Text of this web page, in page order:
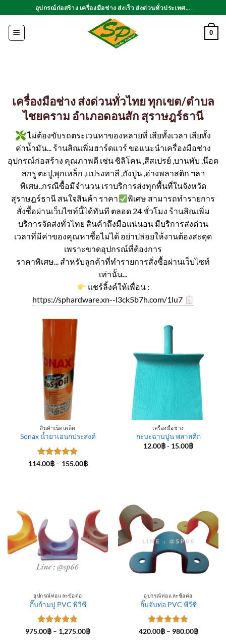
ไป
เนื้อหา
อุปกรณ์ก่อสร้าง เครื่องมือช่าง ส่งเร็ว ส่งด่วนทั่วประเทศ...
0
เครื่องมือช่าง ส่งด่วนทั่วไทย ทุกเขต/ตำบล
ไชยคราม อำเภอดอนสัก สุราษฎร์ธานี
ไม่ต้องขับรถตระเวนหาของหลายที่ เสียทั้งเวลา เสียทั้ง
ค่าน้ำมัน... ร้านสิณเพิ่มฮาร์ดแวร์ ขอแนะนำเครื่องมือช่าง
อุปกรณ์ก่อสร้าง คุณภาพดี เช่น ซิลิโคน ,สีสเปรย์ ,บานพับ ,น๊อต
สกรู ตะปู,พุกเหล็ก ,แปรงทาสี ,ถังปูน ,อ่างพลาสติก ฯลฯ
พิเศษ..กรณีซื้อมีจำนวน เราบริการส่งทุกพื้นที่ในจังหวัด
สุราษฎร์ธานี สนใจสินค้า ราคา
พิเศษ สามารถทำรายการ
สั่งซื้อผ่านเว็บไซท์นี้ได้ทันที ตลอด 24 ชั่วโมง ร้านสิณเพิ่ม
บริการจัดส่งทั่วไทย สินค้าถึงมือแน่นอน มีบริการส่งด่วน
เวลาที่มีค่าของคุณหาซื้อไม่ได้ อย่าปล่อยให้งานต้องสะดุด
เพราะขาดอุปกรณ์ที่ต้องการ
ราคาพิเศษ... สำหรับลูกค้าที่ทำรายการสั่งซื้อผ่านเว็บไซท์
เท่านั้น...
แชร์ลิ้งค์ให้เพื่อน :
https://sphardware.xn--l3ck5b7h.com/1lu7
สินค้าเบ็ดเตล็ด
Sonax น้ำยาเอนกประสงค์
ให้คะแนน
114.00฿ – 155.00฿Price
เครื่องมือช่าง
กะบะฉาบปูน พลาสติก
12.00฿- 15.00฿
อุปกรณ์ท่อและข้อต่อ
กิ๊บก้ามปู PVC พีวีซี
ให้คะแนน
975.00฿ – 1,275.00฿Price
อุปกรณ์ท่อและข้อต่อ
กิ๊บจับท่อ PVC พีวีซี
ให้คะแนน
420.00฿ – 980.00฿Price